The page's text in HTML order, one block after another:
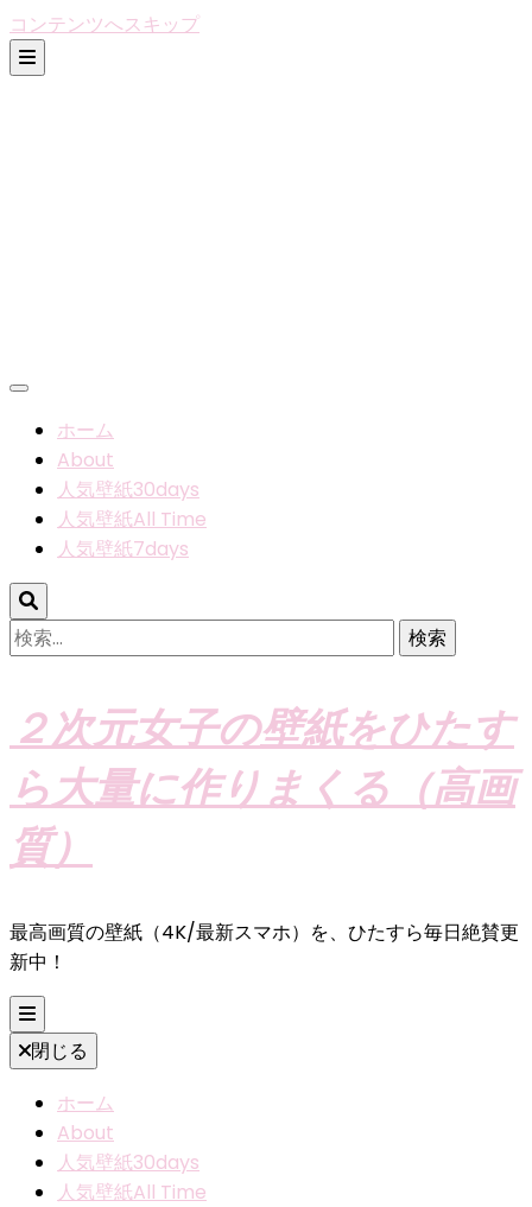
コンテンツへスキップ
ホーム
About
人気壁紙30days
人気壁紙All Time
人気壁紙7days
検
索:
２次元女子の壁紙をひたす
ら大量に作りまくる（高画
質）
最高画質の壁紙（4K/最新スマホ）を、ひたすら毎日絶賛更
新中！
閉じる
ホーム
About
人気壁紙30days
人気壁紙All Time